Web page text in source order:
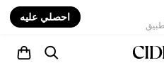
احصلي عليه